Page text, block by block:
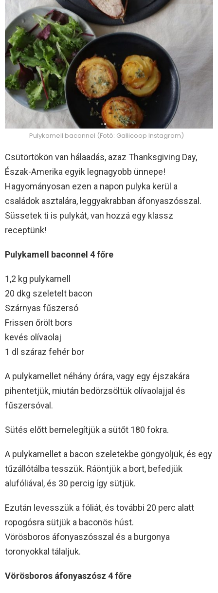
Pulykamell baconnel (Fotó: Gallicoop Instagram)
Csütörtökön van hálaadás, azaz Thanksgiving Day,
Észak-Amerika egyik legnagyobb ünnepe!
Hagyományosan ezen a napon pulyka kerül a
családok asztalára, leggyakrabban áfonyaszósszal.
Süssetek ti is pulykát, van hozzá egy klassz
receptünk!
Pulykamell baconnel 4 főre
1,2 kg pulykamell
20 dkg szeletelt bacon
Szárnyas fűszersó
Frissen őrölt bors
kevés olívaolaj
1 dl száraz fehér bor
A pulykamellet néhány órára, vagy egy éjszakára
pihentetjük, miután bedörzsöltük olívaolajjal és
fűszersóval.
Sütés előtt bemelegítjük a sütőt 180 fokra.
A pulykamellet a bacon szeletekbe göngyöljük, és egy
tűzállótálba tesszük. Ráöntjük a bort, befedjük
alufóliával, és 30 percig így sütjük.
Ezután levesszük a fóliát, és további 20 perc alatt
ropogósra sütjük a baconös húst.
Vörösboros áfonyaszósszal és a burgonya
toronyokkal tálaljuk.
Vörösboros áfonyaszósz 4 főre